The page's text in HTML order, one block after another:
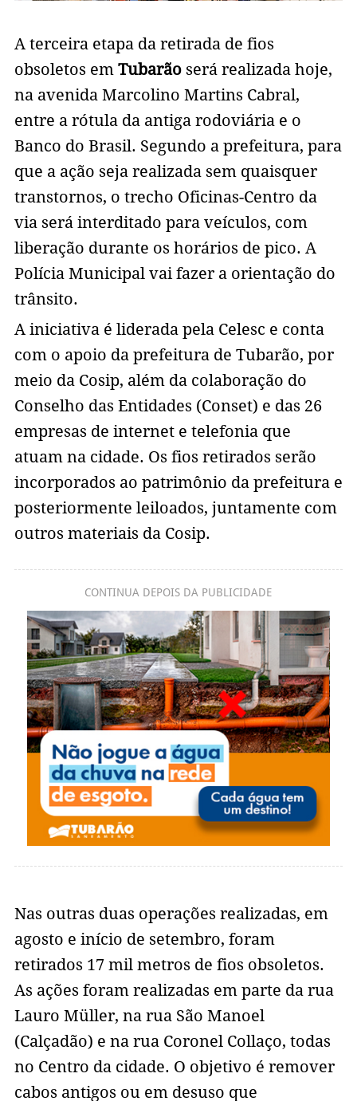
A terceira etapa da retirada de fios
obsoletos emTubarãoserá realizada hoje,
na avenida Marcolino Martins Cabral,
entre a rótula da antiga rodoviária e o
Banco do Brasil. Segundo a prefeitura, para
que a ação seja realizada sem quaisquer
transtornos, o trecho Oficinas-Centro da
via será interditado para veículos, com
liberação durante os horários de pico. A
Polícia Municipal vai fazer a orientação do
trânsito.
A iniciativa é liderada pela Celesc e conta
com o apoio da prefeitura de Tubarão, por
meio da Cosip, além da colaboração do
Conselho das Entidades (Conset) e das 26
empresas de internet e telefonia que
atuam na cidade. Os fios retirados serão
incorporados ao patrimônio da prefeitura e
posteriormente leiloados, juntamente com
outros materiais da Cosip.
CONTINUA DEPOIS DA PUBLICIDADE
Nas outras duas operações realizadas, em
agosto e início de setembro, foram
retirados 17 mil metros de fios obsoletos.
As ações foram realizadas em parte da rua
Lauro Müller, na rua São Manoel
(Calçadão) e na rua Coronel Collaço, todas
no Centro da cidade. O objetivo é remover
cabos antigos ou em desuso que